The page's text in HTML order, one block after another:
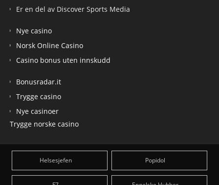
Er en del av Discover Sports Media
Nye casino
Norsk Online Casino
Casino bonus uten innskudd
Bonusradar.it
Trygge casino
Nye casinoer
Trygge norske casino
Helsesjefen Popidol